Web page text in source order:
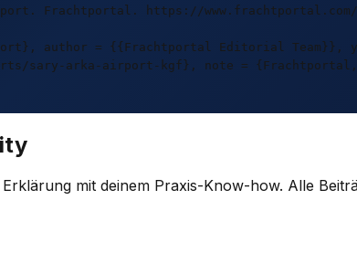
Frachtportal. https://
author = {{Frachtportal Editorial Team}},
sary-arka-airport-kgf}, note = {Frachtportal,
mit deinem Praxis-Know-how. Alle